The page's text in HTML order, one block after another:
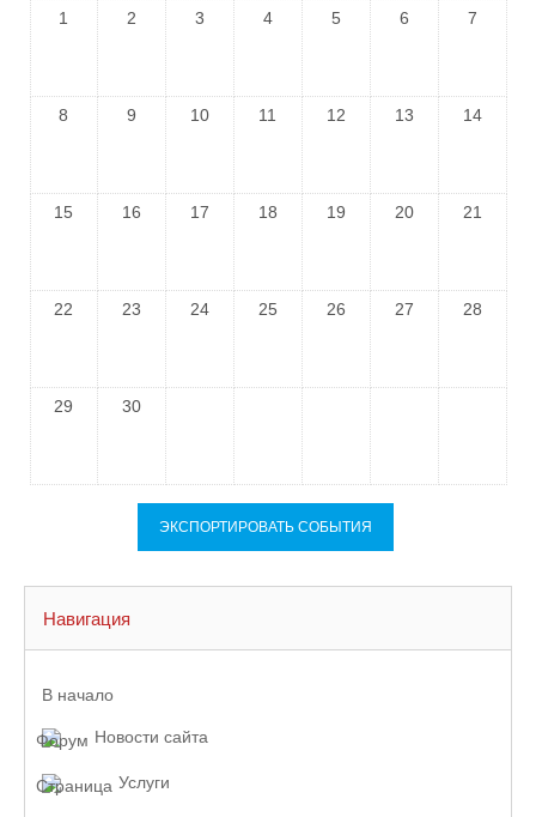
1
2 3 4 5 6 7
8 9 10 11 12 13 14
15 16 17 18 19 20 21
22 23 24 25 26 27 28
29 30
Навигация
В начало
Новости сайта
Услуги